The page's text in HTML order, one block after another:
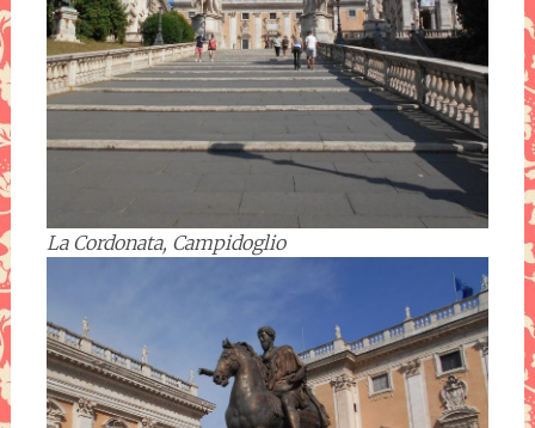
La Cordonata, Campidoglio